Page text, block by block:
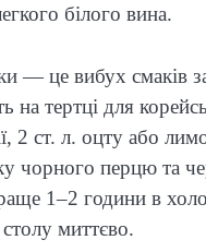
білого вина.
— це вибух смаків
на тертці для
2 ст. л. оцту або
чорного перцю та
1–2 години в
миттєво.